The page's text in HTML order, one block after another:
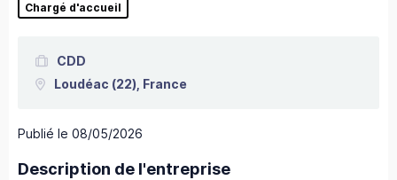
Chargé d'accueil
CDD
Loudéac (22), France
Publié le 08/05/2026
Description de l'entreprise